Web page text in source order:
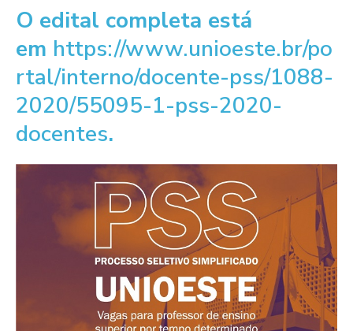
O edital completa está
em https://www.unioeste.br/po
rtal/interno/docente-pss/1088-
2020/55095-1-pss-2020-
docentes.